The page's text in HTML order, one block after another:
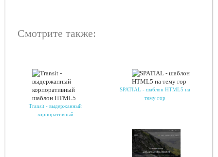
Смотрите также:
Transit - выдержанный
корпоративный
SPATIAL - шаблон HTML5 на
тему гор